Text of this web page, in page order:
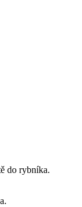
do rybníka.